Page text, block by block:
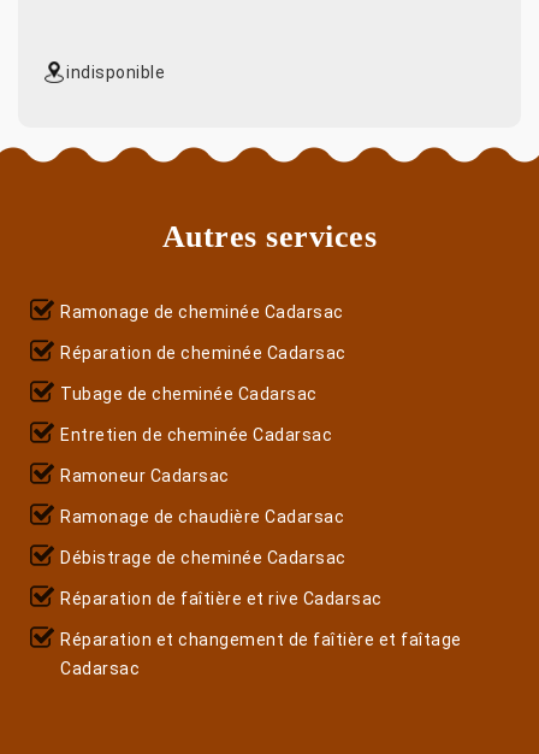
indisponible
Autres services
Ramonage de cheminée Cadarsac
Réparation de cheminée Cadarsac
Tubage de cheminée Cadarsac
Entretien de cheminée Cadarsac
Ramoneur Cadarsac
Ramonage de chaudière Cadarsac
Débistrage de cheminée Cadarsac
Réparation de faîtière et rive Cadarsac
Réparation et changement de faîtière et faîtage
Cadarsac